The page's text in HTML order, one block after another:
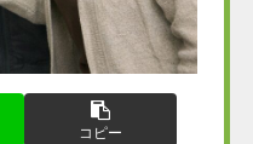
コピー